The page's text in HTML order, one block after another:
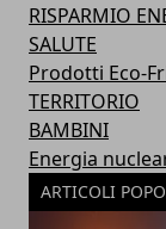
RISPARMIO
SALUTE
Prodotti Eco-
TERRITORIO
BAMBINI
Energia
ARTICOLI